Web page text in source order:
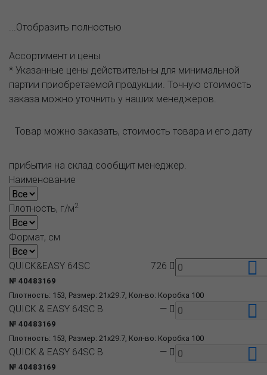
...Отобразить полностью
Ассортимент и цены
* Указанные цены действительны для минимальной
партии приобретаемой продукции. Точную стоимость
заказа можно уточнить у наших менеджеров.
Товар можно заказать, стоимость товара и его дату
прибытия на склад сообщит менеджер.
Наименование
Плотность, г/м2
Формат, см
Плотность: 153, Размер: 21x29.7, Кол-во: Коробка 100
QUICK&EASY 64SC
№ 40483169
726
Плотность: 153, Размер: 21x29.7, Кол-во: Коробка 100
QUICK & EASY 64SC B
№ 40483169
—
QUICK & EASY 64SC B
№ 40483169
—